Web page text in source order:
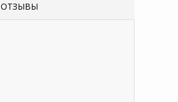
ОТЗЫВЫ